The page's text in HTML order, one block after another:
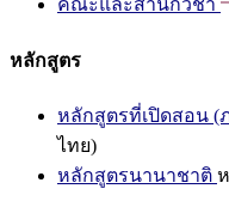
คณะและสำนักวิชา
หลักสูตร
หลักสูตรที่เปิดสอน (
ไทย)
หลักสูตรนานาชาติ